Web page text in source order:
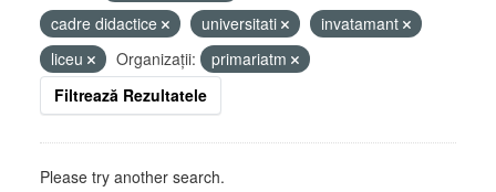
cadre didactice
universitati
invatamant
liceu
Organizații:
primariatm
Filtrează Rezultatele
Please try another search.